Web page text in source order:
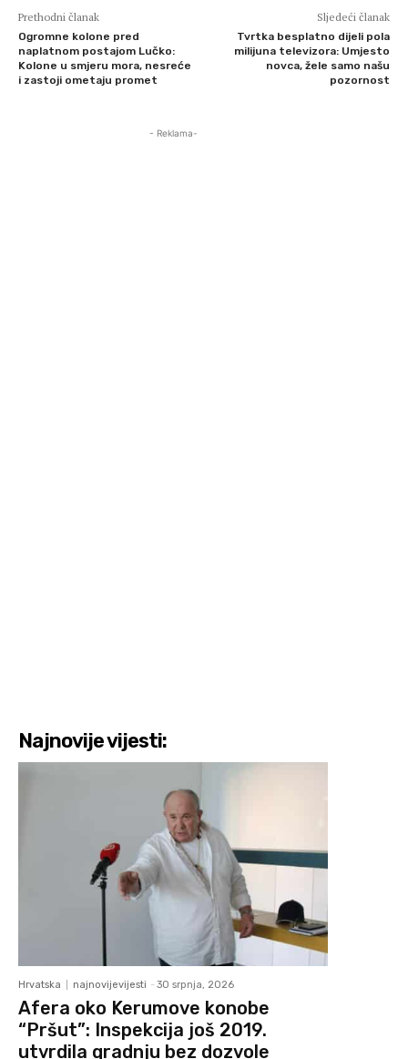
Prethodni članak
Ogromne kolone pred
naplatnom postajom Lučko:
Kolone u smjeru mora, nesreće
i zastoji ometaju promet
Sljedeći članak
Tvrtka besplatno dijeli pola
milijuna televizora: Umjesto
novca, žele samo našu
pozornost
- Reklama-
Najnovije vijesti:
Hrvatska najnovijevijesti - 30 srpnja, 2026
Afera oko Kerumove konobe
“Pršut”: Inspekcija još 2019.
utvrdila gradnju bez dozvole